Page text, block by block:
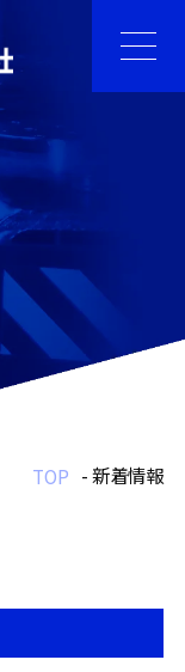
TOP - 新着情報